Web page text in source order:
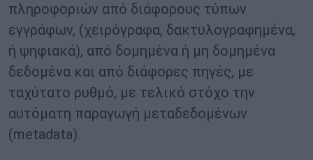
πληροφοριών από διάφορους τύπων
εγγράφων, (χειρόγραφα, δακτυλογραφημένα,
ή ψηφιακά), από δομημένα ή μη δομημένα
δεδομένα και από διάφορες πηγές, με
ταχύτατο ρυθμό, με τελικό στόχο την
αυτόματη παραγωγή μεταδεδομένων
(metadata).